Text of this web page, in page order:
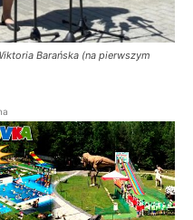
Barańska (na pierwszym